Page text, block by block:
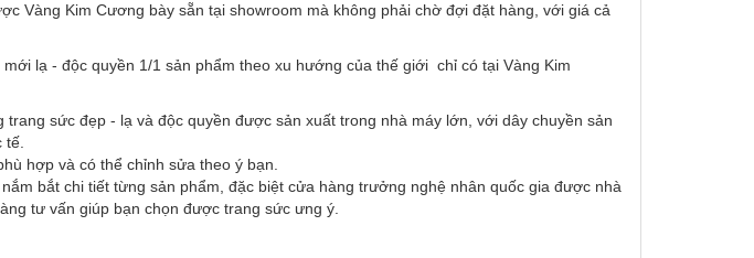
Vàng Kim Cương bày sẵn tại showroom mà không phải chờ đợi đặt hàng, với giá cả
lạ - độc quyền 1/1 sản phẩm theo xu hướng của thế giới chỉ có tại Vàng Kim
sức đẹp - lạ và độc quyền được sản xuất trong nhà máy lớn, với dây chuyền sản
hợp và có thể chỉnh sửa theo ý bạn.
bắt chi tiết từng sản phẩm, đặc biệt cửa hàng trưởng nghệ nhân quốc gia được nhà
tư vấn giúp bạn chọn được trang sức ưng ý.